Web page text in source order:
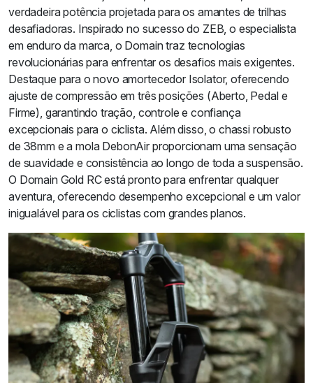
verdadeira potência projetada para os amantes de trilhas
desafiadoras. Inspirado no sucesso do ZEB, o especialista
em enduro da marca, o Domain traz tecnologias
revolucionárias para enfrentar os desafios mais exigentes.
Destaque para o novo amortecedor Isolator, oferecendo
ajuste de compressão em três posições (Aberto, Pedal e
Firme), garantindo tração, controle e confiança
excepcionais para o ciclista. Além disso, o chassi robusto
de 38mm e a mola DebonAir proporcionam uma sensação
de suavidade e consistência ao longo de toda a suspensão.
O Domain Gold RC está pronto para enfrentar qualquer
aventura, oferecendo desempenho excepcional e um valor
inigualável para os ciclistas com grandes planos.